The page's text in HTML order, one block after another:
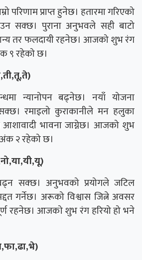
परिणाम प्राप्त हुनेछ। हतारमा गरिएको
सक्छ। पुराना अनुभवले सही बाटो
तर फलदायी रहनेछ। आजको शुभ रंग
९ रहेको छ।
न्यानोपन बढ्नेछ। नयाँ योजना
रमाइलो कुराकानीले मन हलुका
आशावादी भावना जाग्नेछ। आजको शुभ
२ रहेको छ।
बढ्न सक्छ। अनुभवको प्रयोगले जटिल
गर्नेछ। अरूको विश्वास जित्ने अवसर
रहनेछ। आजको शुभ रंग हरियो हो भने